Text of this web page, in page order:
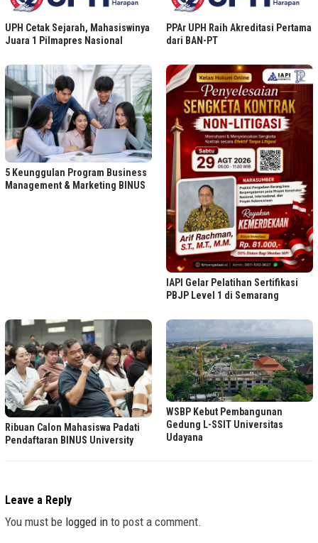
UPH Cetak Sejarah, Mahasiswinya
Juara 1 Pilmapres Nasional
PPAr UPH Raih Akreditasi Pertama
dari BAN-PT
5 Keunggulan Program Business
Management & Marketing BINUS
IAPI Gelar Pelatihan Sertifikasi
PBJP Level 1 di Semarang
Ribuan Calon Mahasiswa Padati
Pendaftaran BINUS University
WSBP Kebut Pembangunan
Gedung L-SSIT Universitas
Udayana
Leave a Reply
You must be logged in to post a comment.